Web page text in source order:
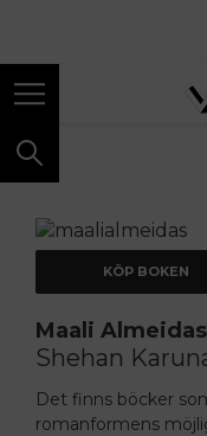
KÖP BOKEN
Maali
Shehan
Det finns böcker
romanformens